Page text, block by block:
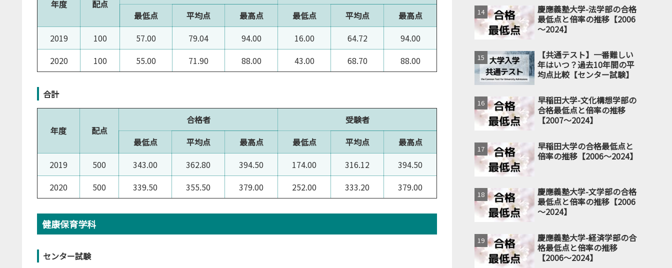
年度 配点
最低点
平均点 最高点 最低点 平均点
最高点
2019
100 57.00 79.04 94.00 16.00 64.72
94.00
2020
100 55.00 71.90 88.00 43.00 68.70 88.00
合計
年度 配点
合格者
受験者
最低点
平均点 最高点 最低点 平均点
最高点
2019
500 343.00 362.80 394.50 174.00 316.12
394.50
2020
500 339.50 355.50 379.00 252.00 333.20 379.00
健康保育学科
センター試験
慶應義塾大学-法学部の合格
最低点と倍率の推移【2006
～2024】
【共通テスト】一番難しい
年はいつ？過去10年間の平
均点比較【センター試験】
早稲田大学-文化構想学部の
合格最低点と倍率の推移
【2007～2024】
早稲田大学の合格最低点と
倍率の推移【2006～2024】
慶應義塾大学-文学部の合格
最低点と倍率の推移【2006
～2024】
慶應義塾大学-経済学部の合
格最低点と倍率の推移
【2006～2024】